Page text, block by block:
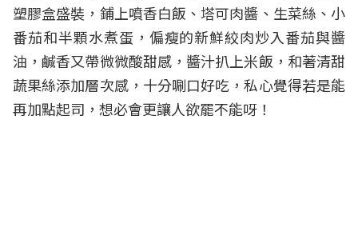
塑膠盒盛裝，鋪上噴香白飯、塔可肉醬、生菜絲、小
番茄和半顆水煮蛋，偏瘦的新鮮絞肉炒入番茄與醬
油，鹹香又帶微微酸甜感，醬汁扒上米飯，和著清甜
蔬果絲添加層次感，十分唰口好吃，私心覺得若是能
再加點起司，想必會更讓人欲罷不能呀！